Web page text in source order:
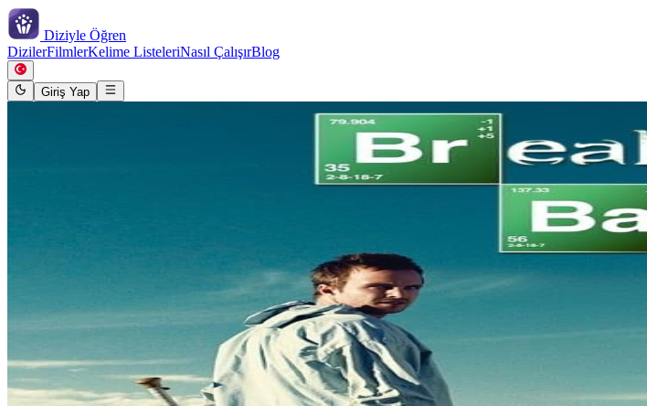
Diziyle Öğren
DizilerFilmlerKelime ListeleriNasıl ÇalışırBlog
Giriş Yap